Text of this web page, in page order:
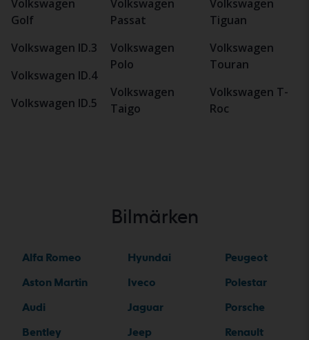
Volkswagen
Golf
Volkswagen ID.3
Volkswagen ID.4
Volkswagen ID.5
Volkswagen
Passat
Volkswagen
Polo
Volkswagen
Taigo
Volkswagen
Tiguan
Volkswagen
Touran
Volkswagen T-
Roc
Bilmärken
Alfa Romeo
Aston Martin
Audi
Bentley
Hyundai
Iveco
Jaguar
Jeep
Peugeot
Polestar
Porsche
Renault